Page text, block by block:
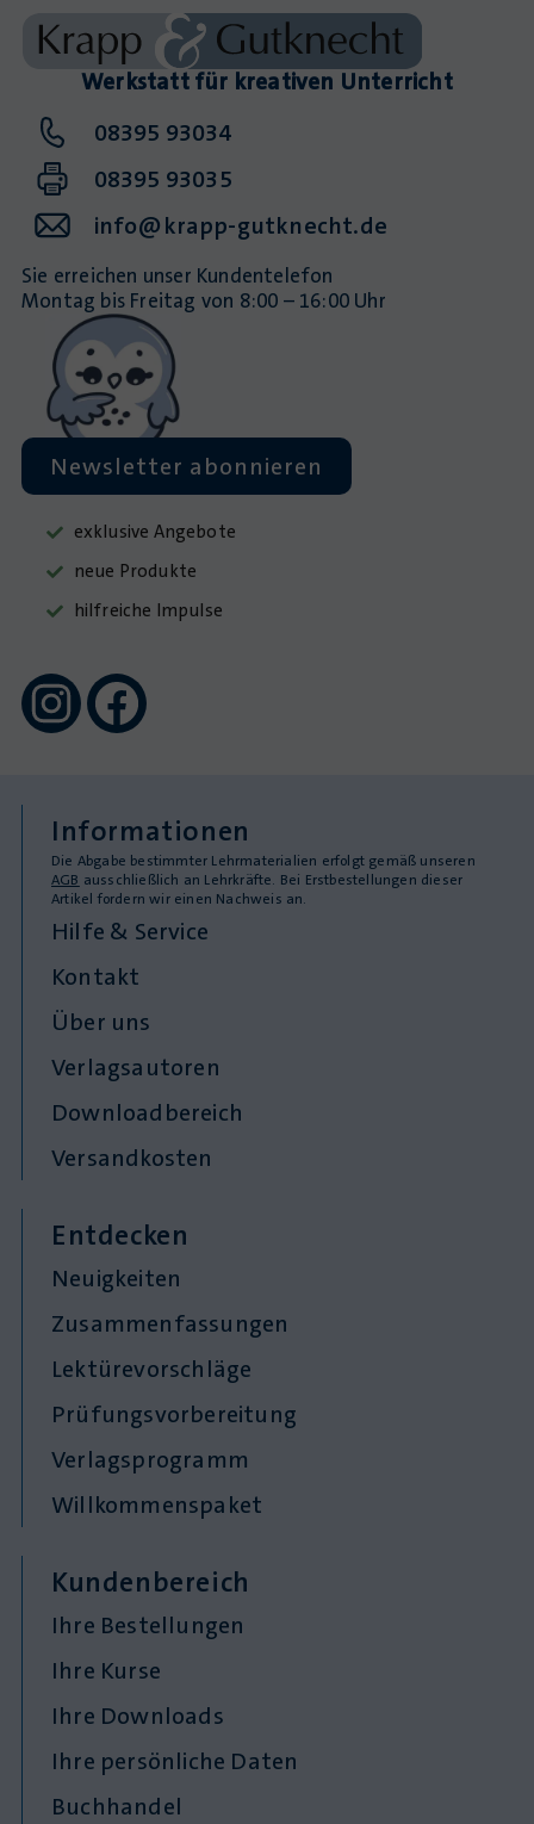
Werkstatt für kreativen Unterricht
08395 93034
08395 93035
info@krapp-gutknecht.de
Sie erreichen unser Kundentelefon
Montag bis Freitag von 8:00 – 16:00 Uhr
Newsletter abonnieren
exklusive Angebote
neue Produkte
hilfreiche Impulse
Informationen
Die Abgabe bestimmter Lehrmaterialien erfolgt gemäß unseren
AGB ausschließlich an Lehrkräfte. Bei Erstbestellungen dieser
Artikel fordern wir einen Nachweis an.
Hilfe & Service
Kontakt
Über uns
Verlagsautoren
Downloadbereich
Versandkosten
Entdecken
Neuigkeiten
Zusammenfassungen
Lektürevorschläge
Prüfungsvorbereitung
Verlagsprogramm
Willkommenspaket
Kundenbereich
Ihre Bestellungen
Ihre Kurse
Ihre Downloads
Ihre persönliche Daten
Buchhandel